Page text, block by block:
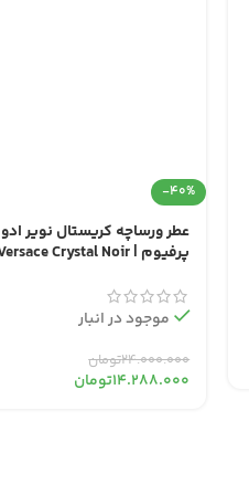
-40%
عطر ورساچه کریستال نویر ادو
پرفیوم | Versace Crystal Noir
موجود در انبار
۲۴.۰۰۰.۰۰۰تومان
۱۴.۲۸۸.۰۰۰تومان